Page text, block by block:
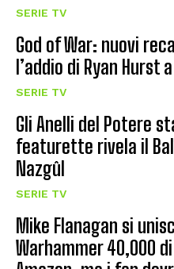
SERIE TV
God of War: nuovi
l’addio di Ryan Hurst
SERIE TV
Gli Anelli del Potere
featurette rivela il
Nazgûl
SERIE TV
Mike Flanagan si
Warhammer 40,000